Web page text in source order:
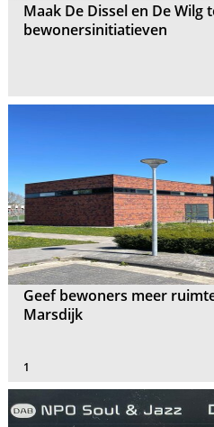
Maak De Dissel en De
bewonersinitiatieven
Geef bewoners meer
Marsdijk
1